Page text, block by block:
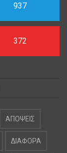
937
372
ΑΠΟΨΕΙΣ
ΔΙΑΦΟΡΑ